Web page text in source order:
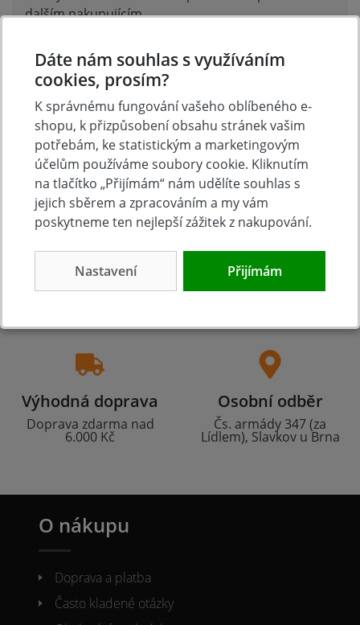
dalším nakupujícím.
Přidat vlastní hodnocení
Tradice
23 let na trhu
Zboží skladem
Zázemí kamenné
Výhodná doprava
Doprava zdarma nad
6.000 Kč
Osobní odběr
Čs. armády 347 (za
Lídlem), Slavkov u Brna
O nákupu
Doprava a platba
Často kladené otázky
Dáte nám souhlas s využíváním
cookies, prosím?
K správnému fungování vašeho oblíbeného e-
shopu, k přizpůsobení obsahu stránek vašim
potřebám, ke statistickým a marketingovým
účelům používáme soubory cookie. Kliknutím
na tlačítko „Přijímám“ nám udělíte souhlas s
jejich sběrem a zpracováním a my vám
poskytneme ten nejlepší zážitek z nakupování.
Nastavení Přijímám